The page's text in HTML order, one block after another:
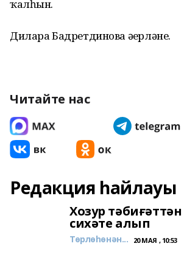
ҡалһын.
Дилара Бадретдинова әҙерләне.
Читайте нас
Редакция һайлауы
Хозур
сихәте алып
Төрлөһөнән... 20 МАЯ , 10:53